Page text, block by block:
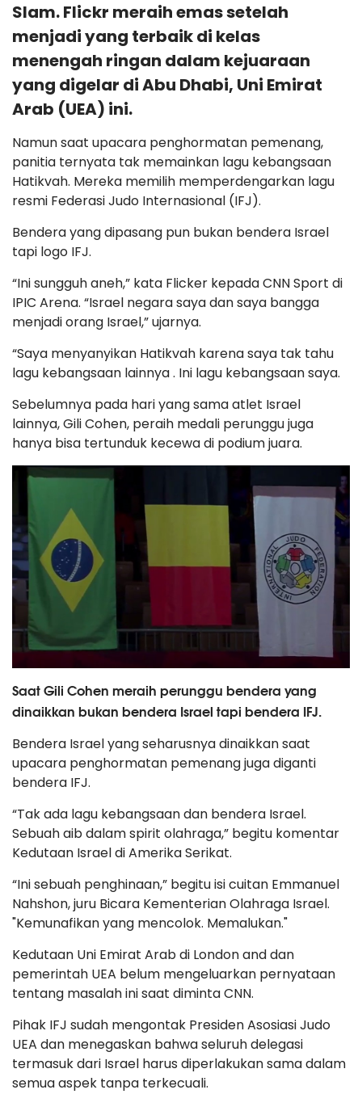
Slam. Flickr meraih emas setelah
menjadi yang terbaik di kelas
menengah ringan dalam kejuaraan
yang digelar di Abu Dhabi, Uni Emirat
Arab (UEA) ini.
Namun saat upacara penghormatan pemenang,
panitia ternyata tak memainkan lagu kebangsaan
Hatikvah. Mereka memilih memperdengarkan lagu
resmi Federasi Judo Internasional (IFJ).
Bendera yang dipasang pun bukan bendera Israel
tapi logo IFJ.
“Ini sungguh aneh,” kata Flicker kepada CNN Sport di
IPIC Arena. “Israel negara saya dan saya bangga
menjadi orang Israel,” ujarnya.
“Saya menyanyikan Hatikvah karena saya tak tahu
lagu kebangsaan lainnya . Ini lagu kebangsaan saya.
Sebelumnya pada hari yang sama atlet Israel
lainnya, Gili Cohen, peraih medali perunggu juga
hanya bisa tertunduk kecewa di podium juara.
Saat Gili Cohen meraih perunggu bendera yang
dinaikkan bukan bendera Israel tapi bendera IFJ.
Bendera Israel yang seharusnya dinaikkan saat
upacara penghormatan pemenang juga diganti
bendera IFJ.
“Tak ada lagu kebangsaan dan bendera Israel.
Sebuah aib dalam spirit olahraga,” begitu komentar
Kedutaan Israel di Amerika Serikat.
“Ini sebuah penghinaan,” begitu isi cuitan Emmanuel
Nahshon, juru Bicara Kementerian Olahraga Israel.
"Kemunafikan yang mencolok. Memalukan."
Kedutaan Uni Emirat Arab di London and dan
pemerintah UEA belum mengeluarkan pernyataan
tentang masalah ini saat diminta CNN.
Pihak IFJ sudah mengontak Presiden Asosiasi Judo
UEA dan menegaskan bahwa seluruh delegasi
termasuk dari Israel harus diperlakukan sama dalam
semua aspek tanpa terkecuali.